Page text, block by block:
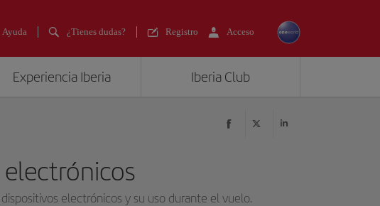
Ayuda ¿Tienes dudas? Registro Acceso
Experiencia Iberia Iberia Club
electrónicos
electrónicos y su uso durante el vuelo.